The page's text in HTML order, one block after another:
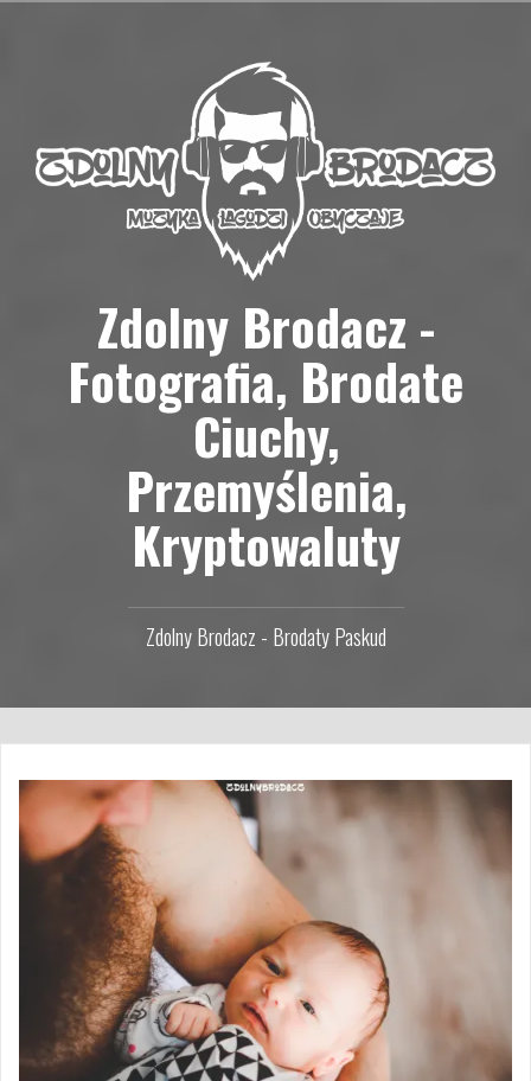
Zdolny Brodacz -
Fotografia, Brodate
Ciuchy,
Przemyślenia,
Kryptowaluty
Zdolny Brodacz - Brodaty Paskud